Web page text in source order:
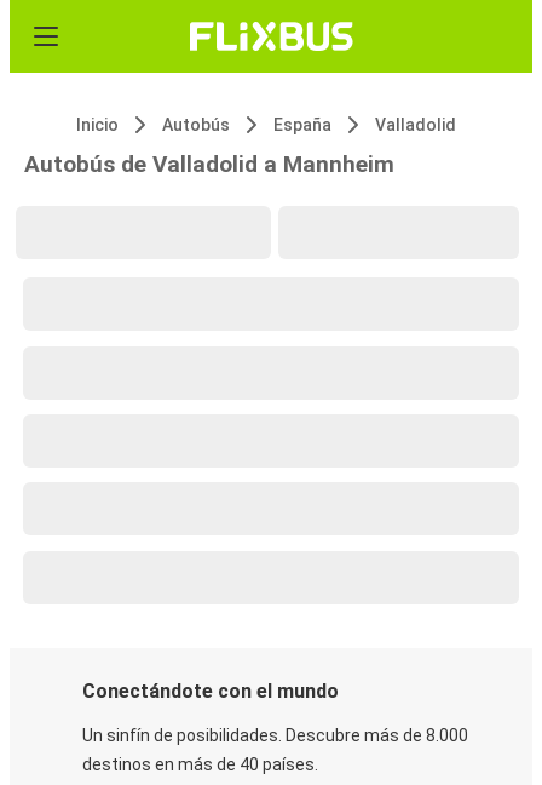
Inicio Autobús España Valladolid
Autobús de Valladolid a Mannheim
Conectándote con el mundo
Un sinfín de posibilidades. Descubre más de 8.000
destinos en más de 40 países.